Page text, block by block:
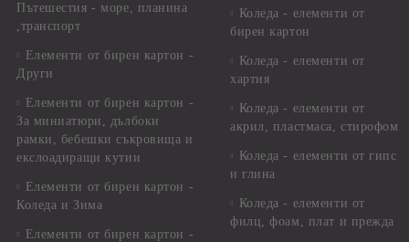
Пътешестия - море, планина
,транспорт
Елементи от бирен картон -
Други
Елементи от бирен картон -
За миниатюри, дълбоки
рамки, бебешки съкровища и
екслоадиращи кутии
Елементи от бирен картон -
Коледа и Зима
Елементи от бирен картон -
Коледа - елементи от
бирен картон
Коледа - елементи от
хартия
Коледа - елементи от
акрил, пластмаса, стирофом
Коледа - елементи от гипс
и глина
Коледа - елементи от
филц, фоам, плат и прежда